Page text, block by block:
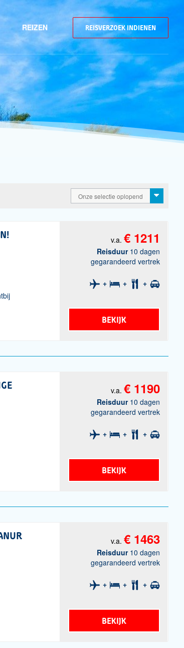
REIZEN REISVERZOEK INDIENEN
Onze selectie oplopend
v.a.€ 1211
Reisduur 10 dagen
gegarandeerd vertrek
BEKIJK
v.a.€ 1190
Reisduur 10 dagen
gegarandeerd vertrek
BEKIJK
v.a.€ 1463
Reisduur 10 dagen
gegarandeerd vertrek
BEKIJK